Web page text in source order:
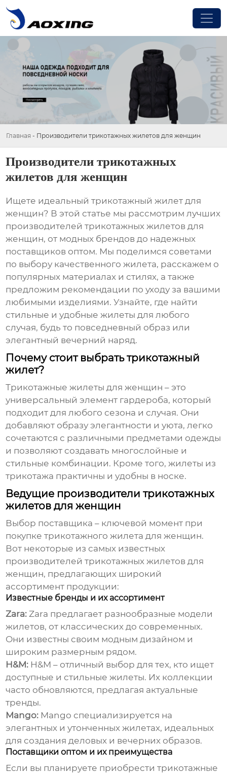
Главная - Производители трикотажных жилетов для женщин
Производители трикотажных
жилетов для женщин
Ищете идеальныйтрикотажный жилет для
женщин? В этой статье мы рассмотрим лучших
производителей трикотажных жилетов для
женщин, от модных брендов до надежных
поставщиков оптом. Мы поделимся советами
по выбору качественного жилета, расскажем о
популярных материалах и стилях, а также
предложим рекомендации по уходу за вашими
любимыми изделиями. Узнайте, где найти
стильные и удобные жилеты для любого
случая, будь то повседневный образ или
элегантный вечерний наряд.
Почему стоит выбрать трикотажный
жилет?
Трикотажные жилеты для женщин – это
универсальный элемент гардероба, который
подходит для любого сезона и случая. Они
добавляют образу элегантности и уюта, легко
сочетаются с различными предметами одежды
и позволяют создавать многослойные и
стильные комбинации. Кроме того, жилеты из
трикотажа практичны и удобны в носке.
Ведущие производители трикотажных
жилетов для женщин
Выбор поставщика – ключевой момент при
покупкетрикотажного жилета для женщин.
Вот некоторые из самых известных
производителей трикотажных жилетов для
женщин, предлагающих широкий
ассортимент продукции:
Известные бренды и их ассортимент
Zara: Zara предлагает разнообразные модели
жилетов, от классических до современных.
Они известны своим модным дизайном и
широким размерным рядом.
H&M: H&M – отличный выбор для тех, кто ищет
доступные и стильные жилеты. Их коллекции
часто обновляются, предлагая актуальные
тренды.
Mango: Mango специализируется на
элегантных и утонченных жилетах, идеальных
для создания деловых и вечерних образов.
Поставщики оптом и их преимущества
Если вы планируете приобреститрикотажные